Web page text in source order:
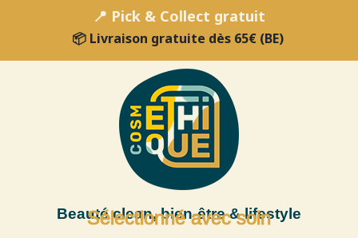
📍 Pick & Collect gratuit
📦 Livraison gratuite dès 65€ (BE)
Beauté clean, bien-être & lifestyle
Sélectionné avec soin